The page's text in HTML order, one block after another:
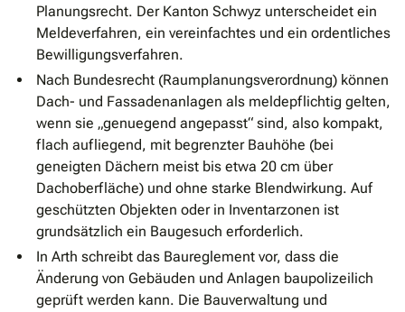
Planungsrecht. Der Kanton Schwyz unterscheidet ein
Meldeverfahren, ein vereinfachtes und ein ordentliches
Bewilligungsverfahren.
Nach Bundesrecht (Raumplanungsverordnung) können
Dach- und Fassadenanlagen als meldepflichtig gelten,
wenn sie „genuegend angepasst“ sind, also kompakt,
flach aufliegend, mit begrenzter Bauhöhe (bei
geneigten Dächern meist bis etwa 20 cm über
Dachoberfläche) und ohne starke Blendwirkung. Auf
geschützten Objekten oder in Inventarzonen ist
grundsätzlich ein Baugesuch erforderlich.
In Arth schreibt das Baureglement vor, dass die
Änderung von Gebäuden und Anlagen baupolizeilich
geprüft werden kann. Die Bauverwaltung und